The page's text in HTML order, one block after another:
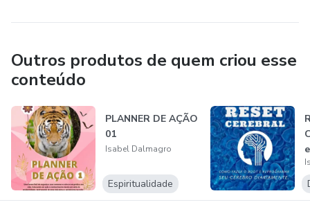
Outros produtos de quem criou esse
conteúdo
PLANNER DE AÇÃO
01
Isabel Dalmagro
Espiritualidade